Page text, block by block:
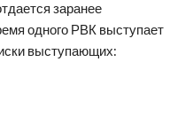
заранее
одного РВК выступает
выступающих: